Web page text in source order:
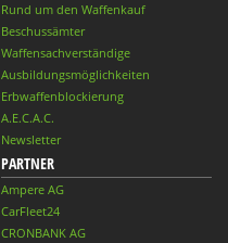
Rund um den Waffenkauf
Beschussämter
Waffensachverständige
Ausbildungsmöglichkeiten
Erbwaffenblockierung
A.E.C.A.C.
Newsletter
PARTNER
Ampere AG
CarFleet24
CRONBANK AG